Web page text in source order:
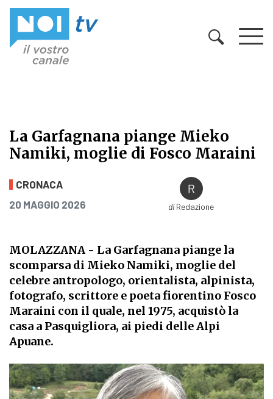
La Garfagnana piange Mieko
Namiki, moglie di Fosco Maraini
La Garfagnana piange Mieko
CRONACA
PUBBLICATO IL
20 MAGGIO 2026 diRedazione
MOLAZZANA - La Garfagnana piange la
scomparsa di Mieko Namiki, moglie del
celebre antropologo, orientalista, alpinista,
fotografo, scrittore e poeta fiorentino Fosco
Maraini con il quale, nel 1975, acquistò la
casa a Pasquigliora, ai piedi delle Alpi
Apuane.